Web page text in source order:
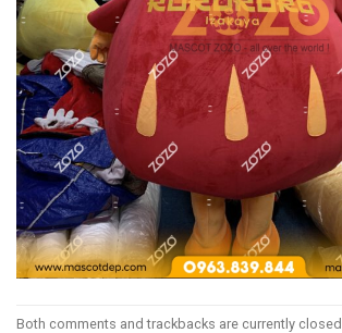
Both comments and trackbacks are currently closed.